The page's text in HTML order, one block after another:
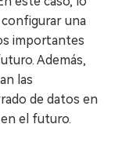
una
importantes
Además,
las
de datos en
el futuro.